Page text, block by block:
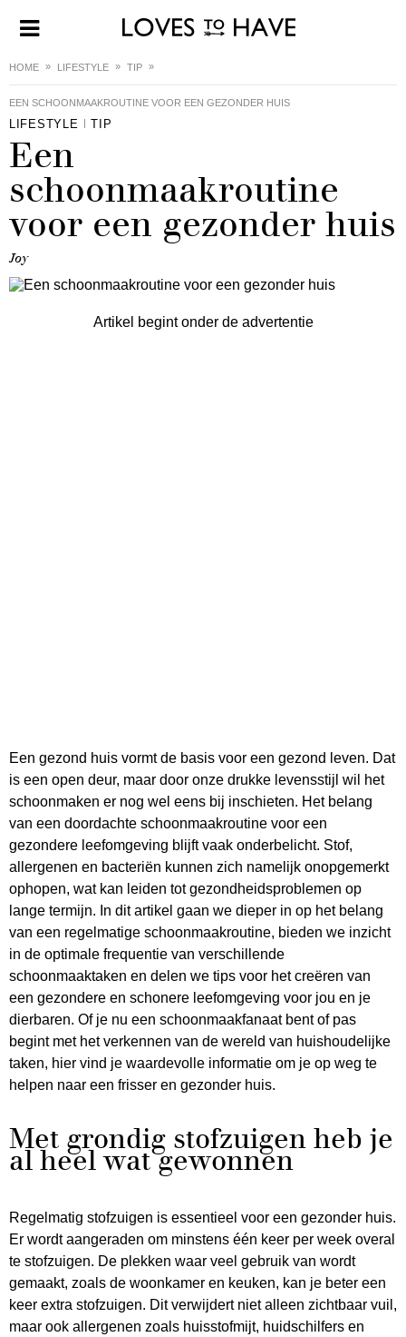
HOME LIFESTYLE TIP
EEN SCHOONMAAKROUTINE VOOR EEN GEZONDER HUIS
LIFESTYLE TIP
Een
schoonmaakroutine
voor een gezonder huis
Joy
Artikel begint onder de advertentie
Een gezond huis vormt de basis voor een gezond leven. Dat
is een open deur, maar door onze drukke levensstijl wil het
schoonmaken er nog wel eens bij inschieten. Het belang
van een doordachte schoonmaakroutine voor een
gezondere leefomgeving blijft vaak onderbelicht. Stof,
allergenen en bacteriën kunnen zich namelijk onopgemerkt
ophopen, wat kan leiden tot gezondheidsproblemen op
lange termijn. In dit artikel gaan we dieper in op het belang
van een regelmatige schoonmaakroutine, bieden we inzicht
in de optimale frequentie van verschillende
schoonmaaktaken en delen we tips voor het creëren van
een gezondere en schonere leefomgeving voor jou en je
dierbaren. Of je nu een schoonmaakfanaat bent of pas
begint met het verkennen van de wereld van huishoudelijke
taken, hier vind je waardevolle informatie om je op weg te
helpen naar een frisser en gezonder huis.
Met grondig stofzuigen heb je
al heel wat gewonnen
Regelmatig stofzuigen is essentieel voor een gezonder huis.
Er wordt aangeraden om minstens één keer per week overal
te stofzuigen. De plekken waar veel gebruik van wordt
gemaakt, zoals de woonkamer en keuken, kan je beter een
keer extra stofzuigen. Dit verwijdert niet alleen zichtbaar vuil,
maar ook allergenen zoals huisstofmijt, huidschilfers en